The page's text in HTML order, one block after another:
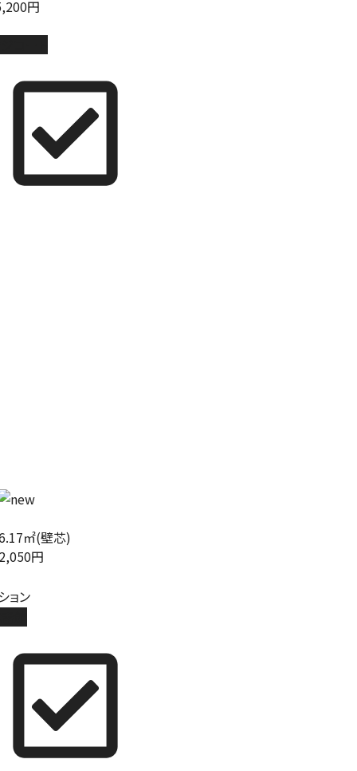
円
㎡(壁芯)
円
ョン